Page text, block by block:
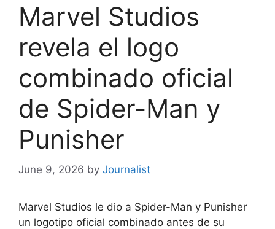
Marvel Studios
revela el logo
combinado oficial
de Spider-Man y
Punisher
June 9, 2026 by Journalist
Marvel Studios le dio a Spider-Man y Punisher
un logotipo oficial combinado antes de su